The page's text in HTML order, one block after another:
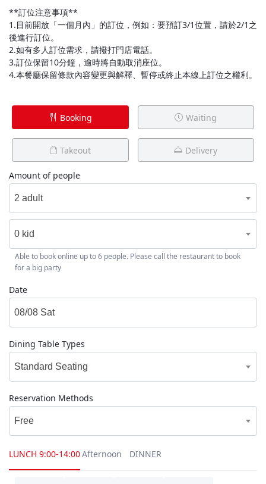
**訂位注意事項**
1.目前開放「一個月內」的訂位，例如：要預訂3/1位置，請於2/1之
後進行訂位。
2.如有多人訂位需求，請撥打門店電話。
3.訂位保留10分鐘，逾時將自動取消座位。
4.本餐廳保留條款內容變更與解釋、暫停或終止本線上訂位之權利。
Booking Waiting
Takeout Delivery
Amount of people
2 adult
0 kid
Able to book online up to 6 people. Please call the restaurant to book
for a big party
Date
Dining Table Types
Standard Seating
Reservation Methods
Free
LUNCH 9:00-14:00Afternoon DINNER